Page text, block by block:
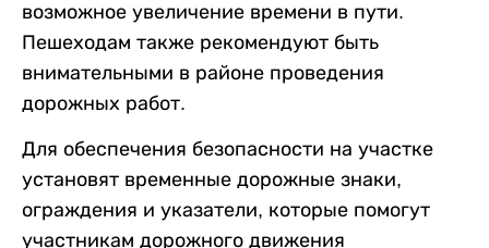
возможное увеличение времени в пути.
Пешеходам также рекомендуют быть
внимательными в районе проведения
дорожных работ.
Для обеспечения безопасности на участке
установят временные дорожные знаки,
ограждения и указатели, которые помогут
участникам дорожного движения